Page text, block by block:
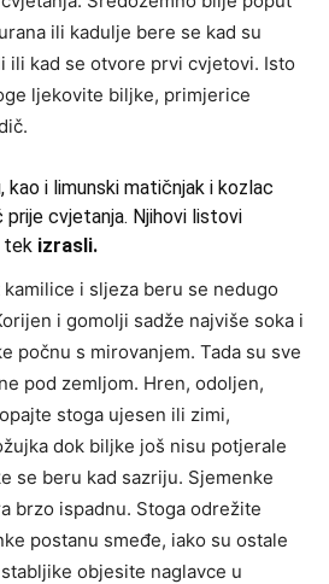
ili kadulje bere se kad su
ili kad se otvore prvi cvjetovi. Isto
ljekovite biljke, primjerice
kao i limunski matičnjak i kozlac
cvjetanja. Njihovi listovi
tek izrasli.
i sljeza beru se nedugo
i gomolji sadže najviše soka i
počnu s mirovanjem. Tada su sve
pod zemljom. Hren, odoljen,
stoga ujesen ili zimi,
dok biljke još nisu potjerale
se beru kad sazriju. Sjemenke
brzo ispadnu. Stoga odrežite
postanu smeđe, iako su ostale
objesite naglavce u